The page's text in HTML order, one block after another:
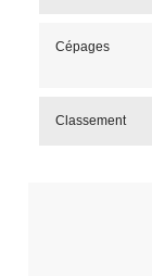
Cépages
Classement